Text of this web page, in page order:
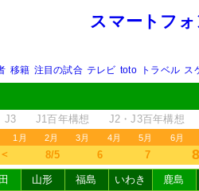
スマートフ
移籍 注目の試合 テレビ toto トラベル ス
J3 J1百年構想 J2・J3百年構想
1月 2月 3月 4月 5月 6月
＜ 8/5 6 7 8
山形 福島 いわき 鹿島